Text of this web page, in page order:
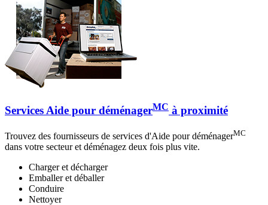
Services Aide pour déménagerMC à proximité
Trouvez des fournisseurs de services d'Aide pour déménagerMC
dans votre secteur et déménagez deux fois plus vite.
Charger et décharger
Emballer et déballer
Conduire
Nettoyer